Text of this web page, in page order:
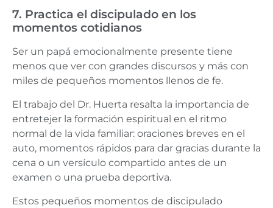
7. Practica el discipulado en los
momentos cotidianos
Ser un papá emocionalmente presente tiene
menos que ver con grandes discursos y más con
miles de pequeños momentos llenos de fe.
El trabajo del Dr. Huerta resalta la importancia de
entretejer la formación espiritual en el ritmo
normal de la vida familiar: oraciones breves en el
auto, momentos rápidos para dar gracias durante la
cena o un versículo compartido antes de un
examen o una prueba deportiva.
Estos pequeños momentos de discipulado